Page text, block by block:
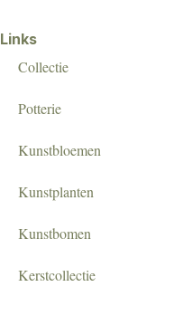
Links
Collectie
Potterie
Kunstbloemen
Kunstplanten
Kunstbomen
Kerstcollectie